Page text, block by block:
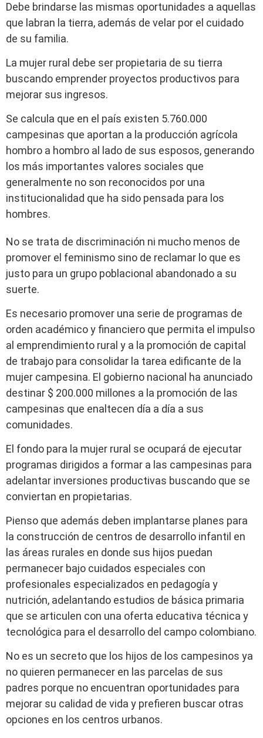
Debe brindarse las mismas oportunidades a aquellas
que labran la tierra, además de velar por el cuidado
de su familia.
La mujer rural debe ser propietaria de su tierra
buscando emprender proyectos productivos para
mejorar sus ingresos.
Se calcula que en el país existen 5.760.000
campesinas que aportan a la producción agrícola
hombro a hombro al lado de sus esposos, generando
los más importantes valores sociales que
generalmente no son reconocidos por una
institucionalidad que ha sido pensada para los
hombres.
No se trata de discriminación ni mucho menos de
promover el feminismo sino de reclamar lo que es
justo para un grupo poblacional abandonado a su
suerte.
Es necesario promover una serie de programas de
orden académico y financiero que permita el impulso
al emprendimiento rural y a la promoción de capital
de trabajo para consolidar la tarea edificante de la
mujer campesina. El gobierno nacional ha anunciado
destinar $ 200.000 millones a la promoción de las
campesinas que enaltecen día a día a sus
comunidades.
El fondo para la mujer rural se ocupará de ejecutar
programas dirigidos a formar a las campesinas para
adelantar inversiones productivas buscando que se
conviertan en propietarias.
Pienso que además deben implantarse planes para
la construcción de centros de desarrollo infantil en
las áreas rurales en donde sus hijos puedan
permanecer bajo cuidados especiales con
profesionales especializados en pedagogía y
nutrición, adelantando estudios de básica primaria
que se articulen con una oferta educativa técnica y
tecnológica para el desarrollo del campo colombiano.
No es un secreto que los hijos de los campesinos ya
no quieren permanecer en las parcelas de sus
padres porque no encuentran oportunidades para
mejorar su calidad de vida y prefieren buscar otras
opciones en los centros urbanos.